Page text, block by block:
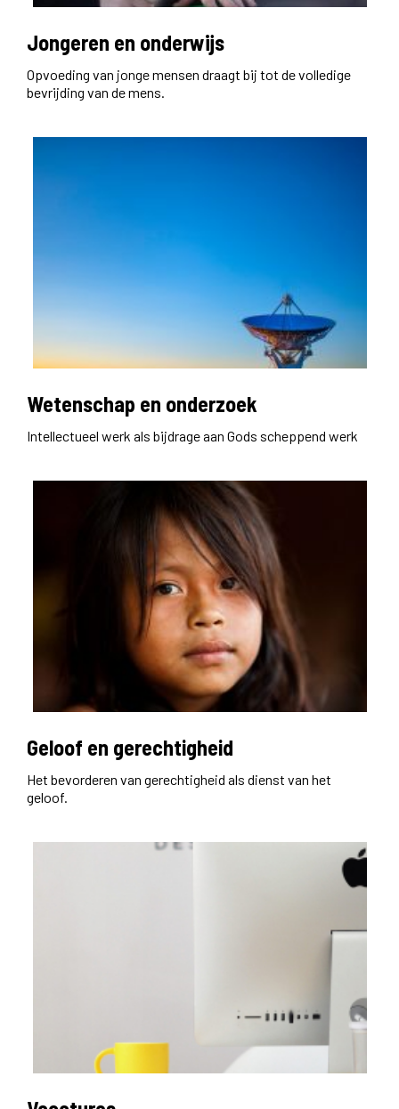
Jongeren en onderwijs
Opvoeding van jonge mensen draagt bij tot de volledige
bevrijding van de mens.
Wetenschap en onderzoek
Intellectueel werk als bijdrage aan Gods scheppend werk
Geloof en gerechtigheid
Het bevorderen van gerechtigheid als dienst van het
geloof.